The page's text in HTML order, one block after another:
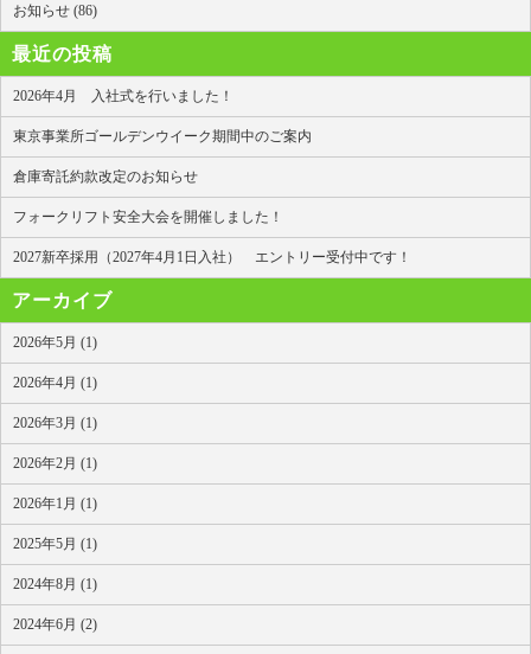
お知らせ (86)
最近の投稿
2026年4月 入社式を行いました！
東京事業所ゴールデンウイーク期間中のご案内
倉庫寄託約款改定のお知らせ
フォークリフト安全大会を開催しました！
2027新卒採用（2027年4月1日入社） エントリー受付中です！
アーカイブ
2026年5月 (1)
2026年4月 (1)
2026年3月 (1)
2026年2月 (1)
2026年1月 (1)
2025年5月 (1)
2024年8月 (1)
2024年6月 (2)